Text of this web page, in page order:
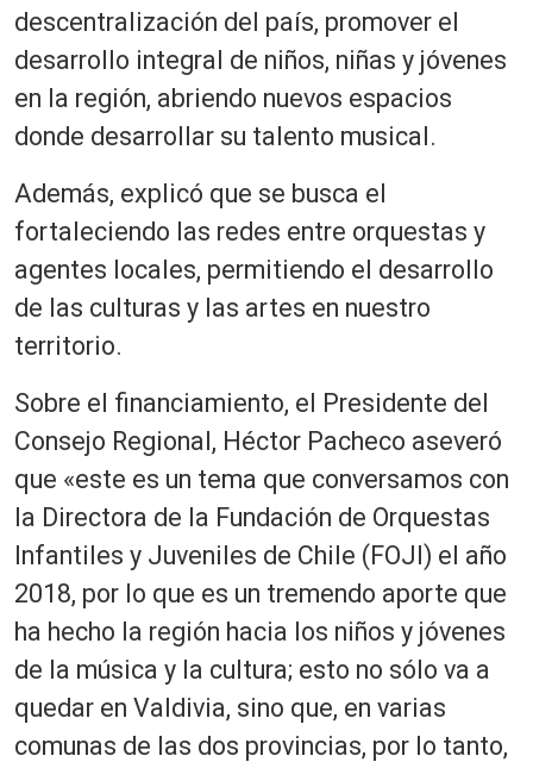
descentralización del país, promover el
desarrollo integral de niños, niñas y jóvenes
en la región, abriendo nuevos espacios
donde desarrollar su talento musical.
Además, explicó que se busca el
fortaleciendo las redes entre orquestas y
agentes locales, permitiendo el desarrollo
de las culturas y las artes en nuestro
territorio.
Sobre el financiamiento, el Presidente del
Consejo Regional, Héctor Pacheco aseveró
que «este es un tema que conversamos con
la Directora de la Fundación de Orquestas
Infantiles y Juveniles de Chile (FOJI) el año
2018, por lo que es un tremendo aporte que
ha hecho la región hacia los niños y jóvenes
de la música y la cultura; esto no sólo va a
quedar en Valdivia, sino que, en varias
comunas de las dos provincias, por lo tanto,